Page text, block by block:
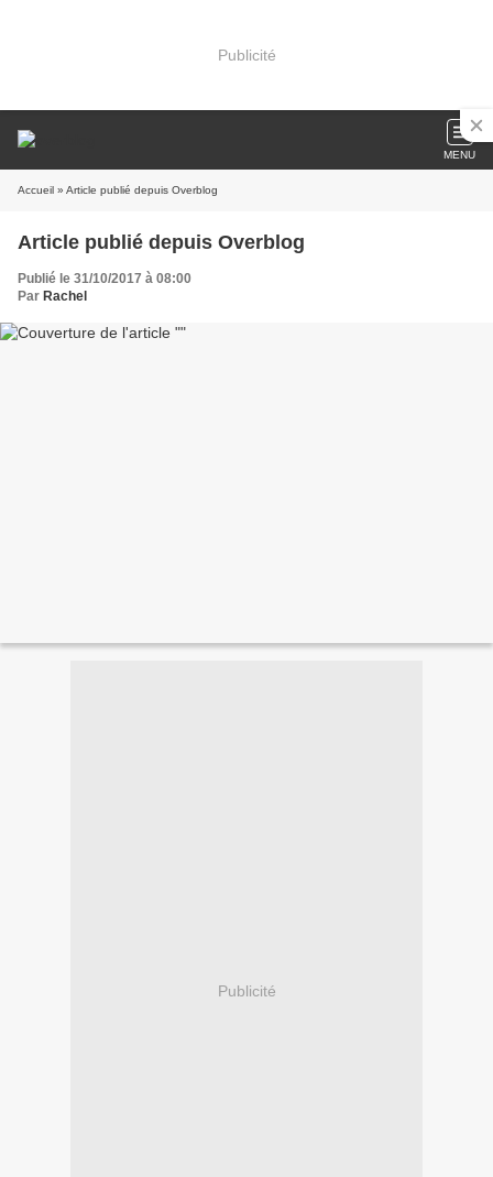
Publicité
MENU
Accueil » Article publié depuis Overblog
Article publié depuis Overblog
Publié le 31/10/2017 à 08:00
Par Rachel
Publicité